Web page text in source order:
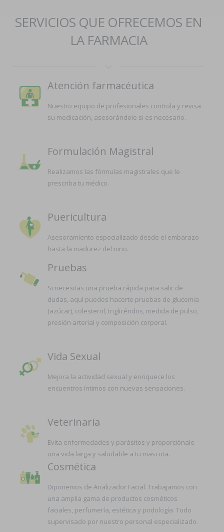
SERVICIOS QUE OFRECEMOS EN
LA FARMACIA
Atención farmacéutica
Nuestro equipo de profesionales controla y revisa
su medicación, asesorándole si es necesario.
Formulación Magistral
Realizamos las fórmulas magistrales que le
prescriba tu médico.
Puericultura
Asesoramiento especializado desde el embarazo
hasta la madurez del niño.
Pruebas
Si necesitas una prueba rápida para salir de
dudas, aquí puedes hacerte pruebas de glucemia
(azúcar), colesterol, triglicéridos, medida de pulso,
presión arterial y composición corporal.
Vida Sexual
Mejora la actividad sexual y enriquece los
encuentros íntimos con nuevas sensaciones.
Veterinaria
Evita enfermedades y parásitos y proporciónale
una vida larga y saludable a tu mascota.
Cosmética
Diponemos de Analizador Facial. Trabajamos con
una amplia gama de productos cosméticos
faciales, perfumería, estética y podología. Todo
supervisado por nuestro personal especializado.